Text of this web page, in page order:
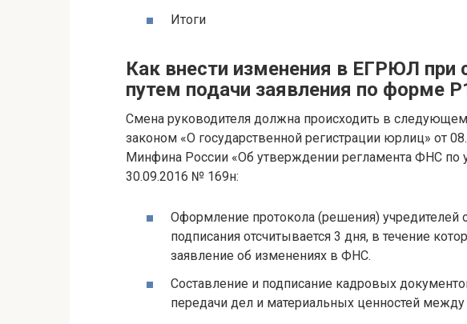
Итоги
Как внести изменения в ЕГРЮЛ при
путем подачи заявления по форме
Смена руководителя должна происходить в
законом «О государственной регистрации юрлиц» от
Минфина России «Об утверждении регламента ФНС по
30.09.2016 № 169н:
Оформление протокола (решения) учредителей
подписания отсчитывается 3 дня, в течение
заявление об изменениях в ФНС.
Составление и подписание кадровых
передачи дел и материальных ценностей между